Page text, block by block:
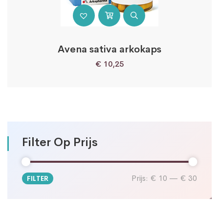
Filter Op Prijs
Min.
Max.
FILTER Prijs: € 10 — € 30
Avena sativa arkokaps
€ 10,25